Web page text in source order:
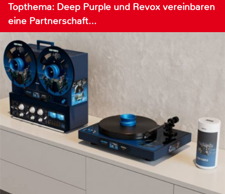
Topthema: Deep Purple und Revox vereinbaren
eine Partnerschaft…